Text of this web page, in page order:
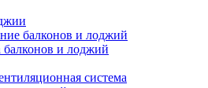
балконов и лоджий
балконов и лоджий
система